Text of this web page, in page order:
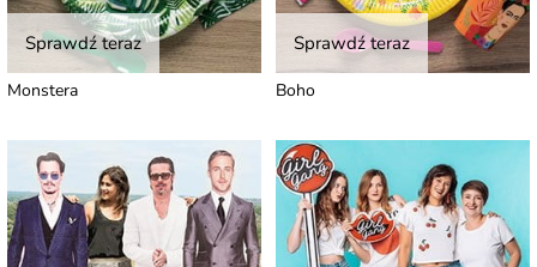
Sprawdź teraz
Monstera
Sprawdź teraz
Boho